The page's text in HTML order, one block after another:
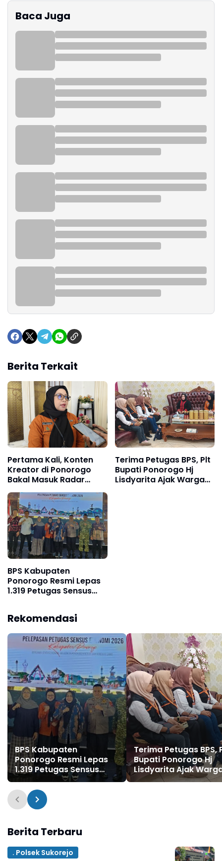
Baca Juga
Berita Terkait
Pertama Kali, Konten
Kreator di Ponorogo
Bakal Masuk Radar
Terima Petugas BPS, Plt
Bupati Ponorogo Hj
Lisdyarita Ajak Warga
BPS Kabupaten
Ponorogo Resmi Lepas
1.319 Petugas Sensus
Rekomendasi
BPS Kabupaten
Ponorogo Resmi Lepas
1.319 Petugas Sensus
Ekonomi 2026
Terima Petugas BPS,
Bupati Ponorogo Hj
Lisdyarita Ajak
Sukseskan Sensus
Berita Terbaru
. Polsek Sukorejo